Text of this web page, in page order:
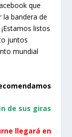
que
la bandera de
listos
juntos
mundial
de sus giras
llegará en